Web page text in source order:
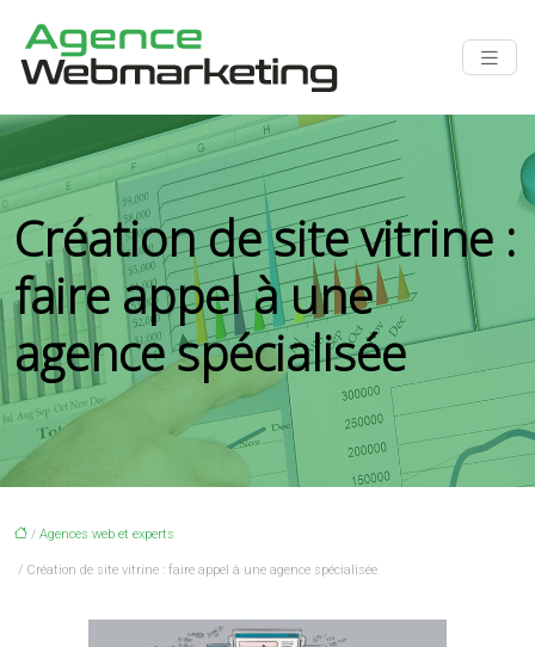
Création de site vitrine :
faire appel à une
agence spécialisée
/ Agences web et experts
/ Création de site vitrine : faire appel à une agence spécialisée